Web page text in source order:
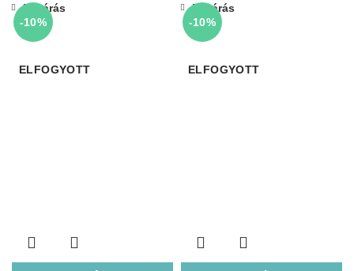
-10%
ELFOGYOTT
Bezárás
-10%
ELFOGYOTT
Bezárás